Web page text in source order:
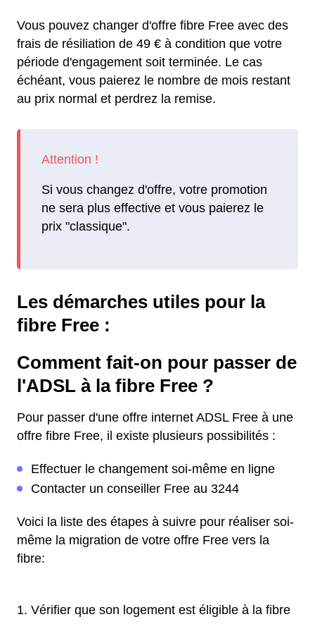
Vous pouvez changer d'offre fibre Free avec des
frais de résiliation de 49 € à condition que votre
période d'engagement soit terminée. Le cas
échéant, vous paierez le nombre de mois restant
au prix normal et perdrez la remise.
Si vous changez d'offre, votre promotion
ne sera plus effective et vous paierez le
prix "classique".
Les démarches utiles pour la
fibre Free :
Comment fait-on pour passer de
l'ADSL à la fibre Free ?
Pour passer d'une offre internet ADSL Free à une
offre fibre Free, il existe plusieurs possibilités :
Effectuer le changement soi-même en ligne
Contacter un conseiller Free au 3244
Voici la liste des étapes à suivre pour réaliser soi-
même la migration de votre offre Free vers la
fibre:
Vérifier que son logement est éligible à la fibre